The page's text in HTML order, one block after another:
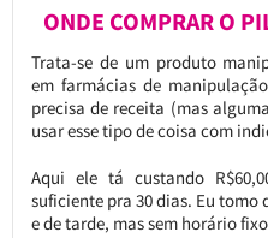
ONDE COMPRAR O
Trata-se de um produto
em farmácias de
precisa de receita (mas
usar esse tipo de coisa com
Aqui ele tá custando
suficiente pra 30 dias. Eu tomo
e de tarde, mas sem horário